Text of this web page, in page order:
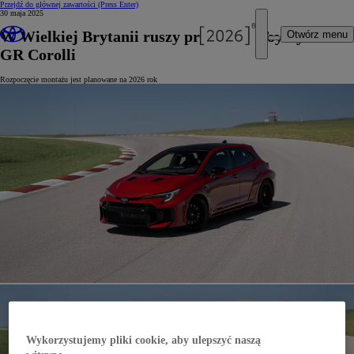
Przejdź do głównej zawartości (Press Enter)
Otwórz menu
30 maja 2025
W Wielkiej Brytanii ruszy produkcja Toyoty
GR Corolli
Rozpoczęcie montażu jest planowane na 2026 rok
Wykorzystujemy pliki cookie, aby ulepszyć naszą